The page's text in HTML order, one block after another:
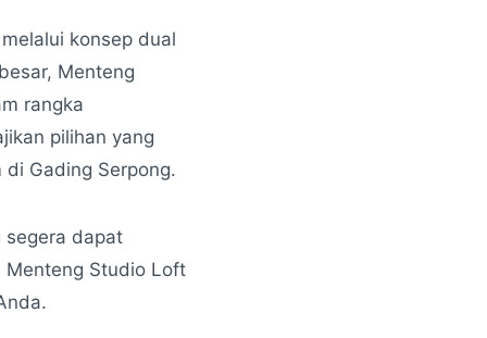
konsep dual
Menteng
rangka
pilihan yang
Gading Serpong.
segera dapat
Menteng Studio Loft